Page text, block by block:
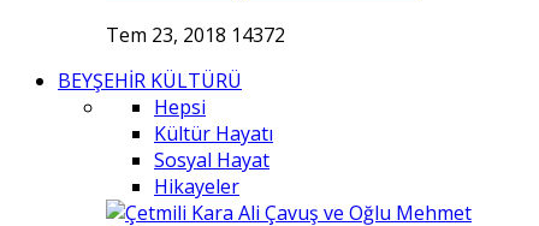
Tem 23, 2018 14372
BEYŞEHİR KÜLTÜRÜ
Hepsi
Kültür Hayatı
Sosyal Hayat
Hikayeler